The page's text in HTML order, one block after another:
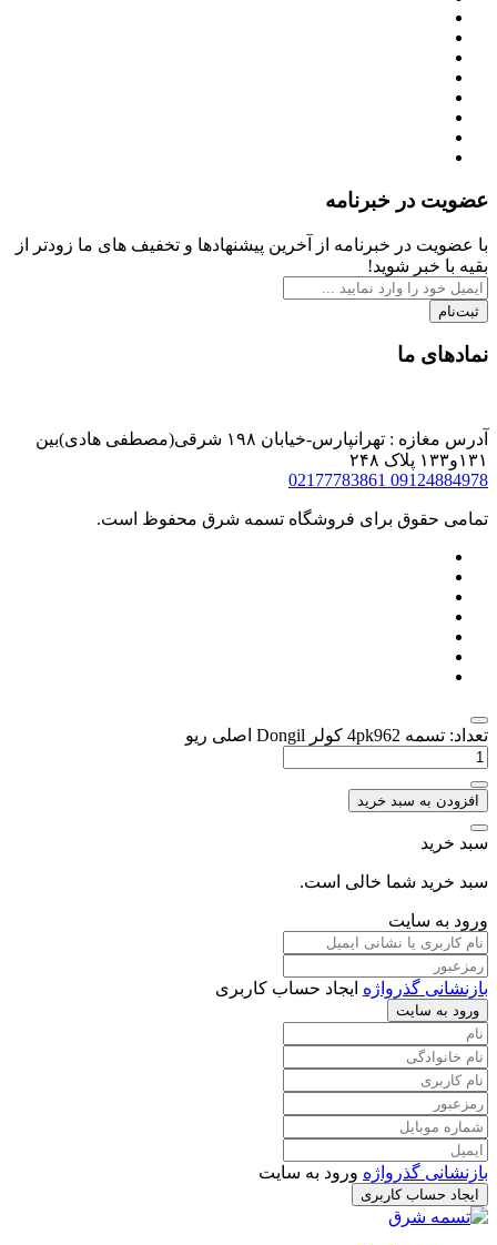
عضویت در خبرنامه
با عضویت در خبرنامه از آخرین پیشنهادها و تخفیف های ما زودتر از
بقیه با خبر شوید!
ثبت‌نام
نمادهای ما
آدرس مغازه : تهرانپارس-خیابان ۱۹۸ شرقی(مصطفی هادی)بین
۱۳۱و۱۳۳ پلاک ۲۴۸
09124884978
02177783861
تمامی حقوق برای فروشگاه تسمه شرق محفوظ است.
تعداد: تسمه 4pk962 کولر Dongil اصلی ریو
افزودن به سبد خرید
سبد خرید
سبد خرید شما خالی است.
ورود به سایت
بازنشانی گذرواژه ایجاد حساب کاربری
ورود به سایت
بازنشانی گذرواژه ورود به سایت
ایجاد حساب کاربری